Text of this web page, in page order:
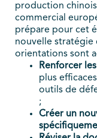
production
commercial
prépare pour cet
nouvelle stratégie
orientations sont
Renforcer
plus
outils de
;
Créer un